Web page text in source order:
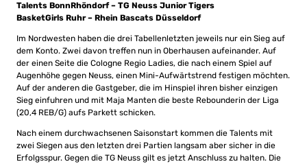
Talents BonnRhöndorf – TG Neuss Junior Tigers
BasketGirls Ruhr – Rhein Bascats Düsseldorf
Im Nordwesten haben die drei Tabellenletzten jeweils nur ein Sieg auf
dem Konto. Zwei davon treffen nun in Oberhausen aufeinander. Auf
der einen Seite die Cologne Regio Ladies, die nach einem Spiel auf
Augenhöhe gegen Neuss, einen Mini-Aufwärtstrend festigen möchten.
Auf der anderen die Gastgeber, die im Hinspiel ihren bisher einzigen
Sieg einfuhren und mit Maja Manten die beste Rebounderin der Liga
(20,4 REB/G) aufs Parkett schicken.
Nach einem durchwachsenen Saisonstart kommen die Talents mit
zwei Siegen aus den letzten drei Partien langsam aber sicher in die
Erfolgsspur. Gegen die TG Neuss gilt es jetzt Anschluss zu halten. Die